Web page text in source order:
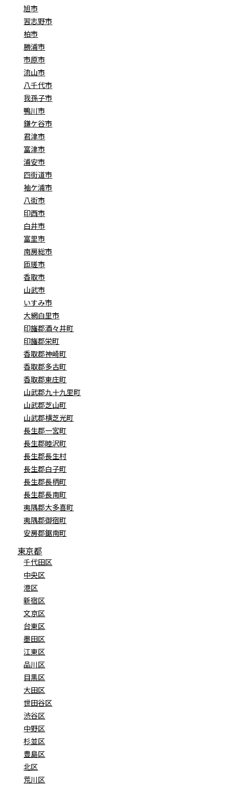
旭市
習志野市
柏市
勝浦市
市原市
流山市
八千代市
我孫子市
鴨川市
鎌ケ谷市
君津市
富津市
浦安市
四街道市
袖ケ浦市
八街市
印西市
白井市
富里市
南房総市
匝瑳市
香取市
山武市
いすみ市
大網白里市
印旛郡酒々井町
印旛郡栄町
香取郡神崎町
香取郡多古町
香取郡東庄町
山武郡九十九里町
山武郡芝山町
山武郡横芝光町
長生郡一宮町
長生郡睦沢町
長生郡長生村
長生郡白子町
長生郡長柄町
長生郡長南町
夷隅郡大多喜町
夷隅郡御宿町
安房郡鋸南町
東京都
千代田区
中央区
港区
新宿区
文京区
台東区
墨田区
江東区
品川区
目黒区
大田区
世田谷区
渋谷区
中野区
杉並区
豊島区
北区
荒川区